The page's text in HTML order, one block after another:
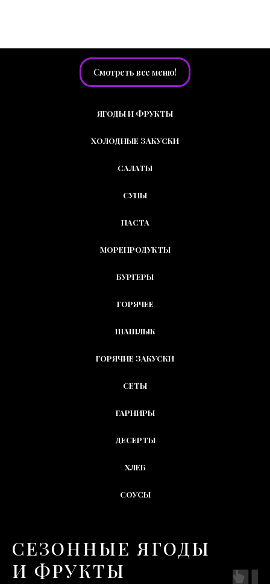
Смотреть все меню!
ЯГОДЫ И ФРУКТЫ
ХОЛОДНЫЕ ЗАКУСКИ
САЛАТЫ
СУПЫ
ПАСТА
МОРЕПРОДУКТЫ
БУРГЕРЫ
ГОРЯЧЕЕ
ШАШЛЫК
ГОРЯЧИЕ ЗАКУСКИ
СЕТЫ
ГАРНИРЫ
ДЕСЕРТЫ
ХЛЕБ
СОУСЫ
СЕЗОННЫЕ ЯГОДЫ
И ФРУКТЫ